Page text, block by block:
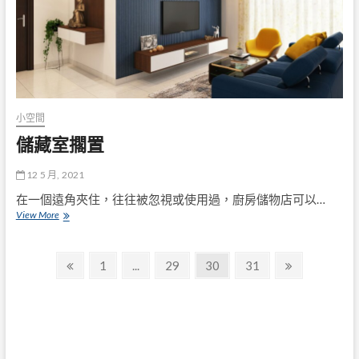
先
考
慮
完
小空間
儲藏室擱置
12 5 月, 2021
在一個遠角夾住，往往被忽視或使用過，廚房儲物店可以…
View More儲
置 Previous
Page
1 ... Page
29 Page
30 Page
31
Next